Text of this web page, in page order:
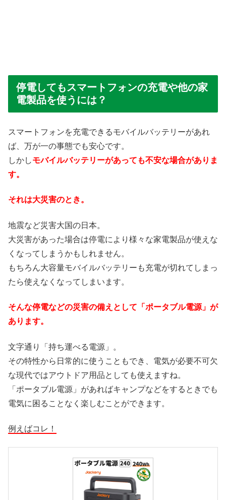
停電してもスマートフォンの充電や他の家
電製品を使うには？
スマートフォンを充電できるモバイルバッテリーがあれ
ば、万が一の事態でも安心です。
しかしモバイルバッテリーがあっても不安な場合がありま
す。
それは大災害のとき。
地震など災害大国の日本。
大災害があった場合は停電により様々な家電製品が使えな
くなってしまうかもしれません。
もちろん大容量モバイルバッテリーも充電が切れてしまっ
たら使えなくなってしまいます。
そんな停電などの災害の備えとして「ポータブル電源」が
あります。
文字通り「持ち運べる電源」。
その特性から日常的に使うこともでき、電気が必要不可欠
な現代ではアウトドア用品としても使えますね。
「ポータブル電源」があればキャンプなどをするときでも
電気に困ることなく楽しむことができます。
例えばコレ！